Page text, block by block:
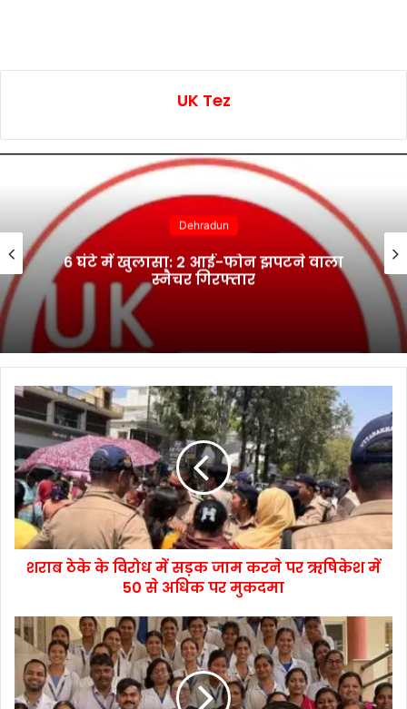
UK Tez
Dehradun
6 घंटे में खुलासा: 2 आई-फोन झपटने वाला
स्नैचर गिरफ्तार
शराब ठेके के विरोध में सड़क जाम करने पर ऋषिकेश में
50 से अधिक पर मुकदमा